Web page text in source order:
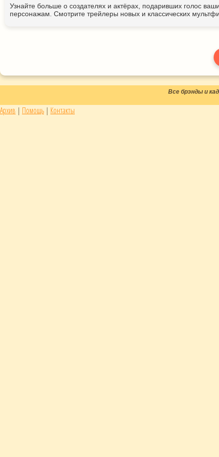
Узнайте больше о создателях и актёрах, подаривших голос
персонажам. Смотрите трейлеры новых и классических
Все брэнды и
Архив | Помощь | Контакты